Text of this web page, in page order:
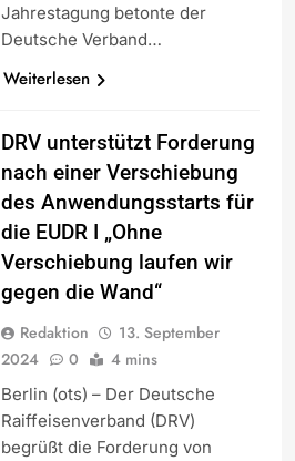
Jahrestagung betonte der
Deutsche Verband…
Weiterlesen
DRV unterstützt Forderung
nach einer Verschiebung
des Anwendungsstarts für
die EUDR I „Ohne
Verschiebung laufen wir
gegen die Wand“
Redaktion
13. September
2024
0 4 mins
Berlin (ots) – Der Deutsche
Raiffeisenverband (DRV)
begrüßt die Forderung von